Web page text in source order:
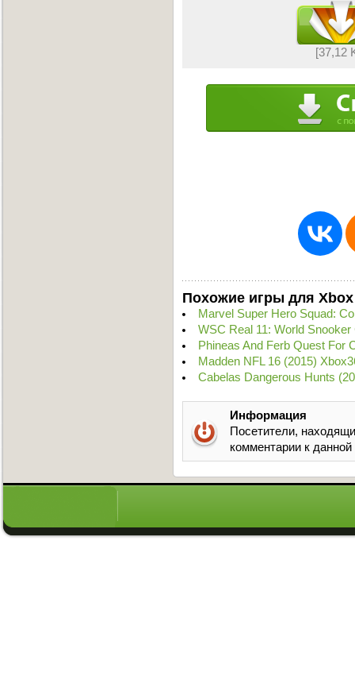
[37,12
Похожие игры для Xbox
Marvel Super Hero Squad:
WSC Real 11: World
Phineas And Ferb Quest For
Madden NFL 16 (2015)
Cabelas Dangerous Hunts
Информация
Посетители,
комментарии к